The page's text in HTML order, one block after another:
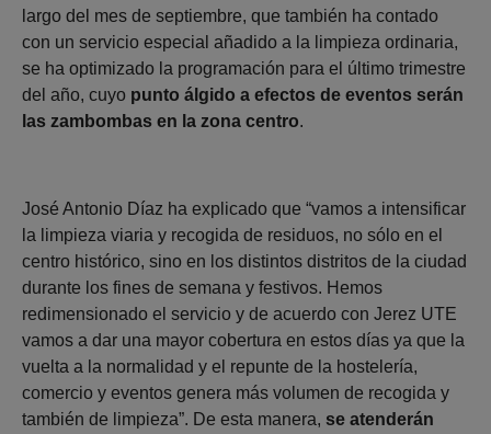
largo del mes de septiembre, que también ha contado
con un servicio especial añadido a la limpieza ordinaria,
se ha optimizado la programación para el último trimestre
del año, cuyo punto álgido a efectos de eventos serán
las zambombas en la zona centro.
José Antonio Díaz ha explicado que “vamos a intensificar
la limpieza viaria y recogida de residuos, no sólo en el
centro histórico, sino en los distintos distritos de la ciudad
durante los fines de semana y festivos. Hemos
redimensionado el servicio y de acuerdo con Jerez UTE
vamos a dar una mayor cobertura en estos días ya que la
vuelta a la normalidad y el repunte de la hostelería,
comercio y eventos genera más volumen de recogida y
también de limpieza”. De esta manera, se atenderán